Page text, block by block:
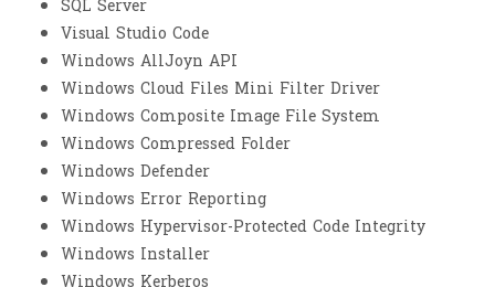
SQL Server
Visual Studio Code
Windows AllJoyn API
Windows Cloud Files Mini Filter Driver
Windows Composite Image File System
Windows Compressed Folder
Windows Defender
Windows Error Reporting
Windows Hypervisor-Protected Code Integrity
Windows Installer